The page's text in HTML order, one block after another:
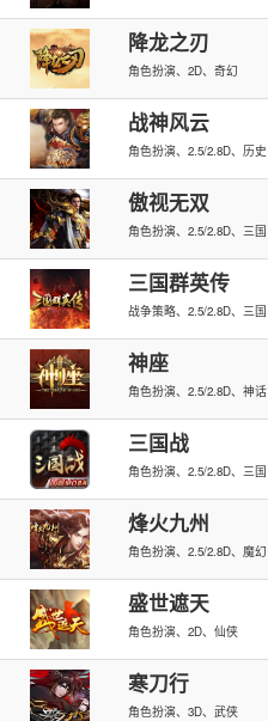
降龙之刃
角色扮演、2D、奇幻
战神风云
角色扮演、2.5/2.8D、历史
傲视无双
角色扮演、2.5/2.8D、三国
三国群英传
战争策略、2.5/2.8D、三国
神座
角色扮演、2.5/2.8D、神话
三国战
角色扮演、2.5/2.8D、三国
烽火九州
角色扮演、2.5/2.8D、魔幻
盛世遮天
角色扮演、2D、仙侠
寒刀行
角色扮演、3D、武侠